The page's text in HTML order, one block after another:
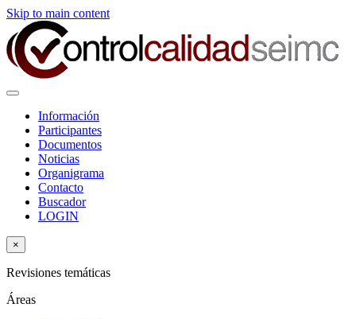
Skip to main content
Información
Participantes
Documentos
Noticias
Organigrama
Contacto
Buscador
LOGIN
×
Revisiones temáticas
Áreas